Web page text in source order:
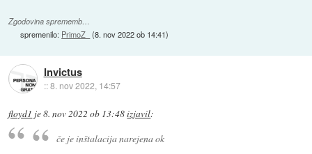
Zgodovina sprememb…
spremenilo: PrimoZ_ (8. nov 2022 ob 14:41)
Invictus
::8. nov 2022, 14:57
floyd1 je8. nov 2022 ob 13:48izjavil:
če je inštalacija narejena ok